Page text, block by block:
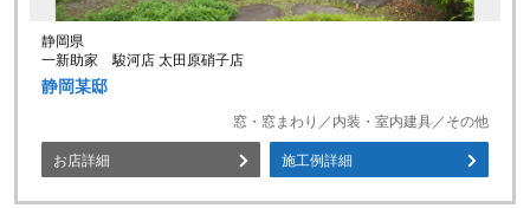
静岡県
一新助家 駿河店 太田原硝子店
静岡某邸
窓・窓まわり／内装・室内建具／その他
お店詳細 施工例詳細